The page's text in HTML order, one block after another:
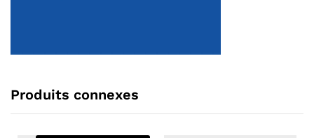
Produits connexes